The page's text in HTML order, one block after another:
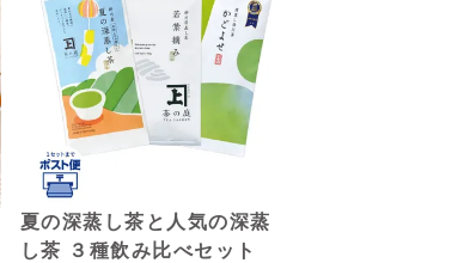
夏の深蒸し茶と人気の深蒸
し茶 ３種飲み比べセット